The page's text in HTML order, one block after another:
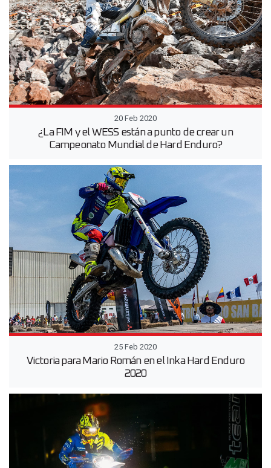
20 Feb 2020
¿La FIM y el WESS están a punto de crear un
Campeonato Mundial de Hard Enduro?
25 Feb 2020
Victoria para Mario Román en el Inka Hard Enduro
2020